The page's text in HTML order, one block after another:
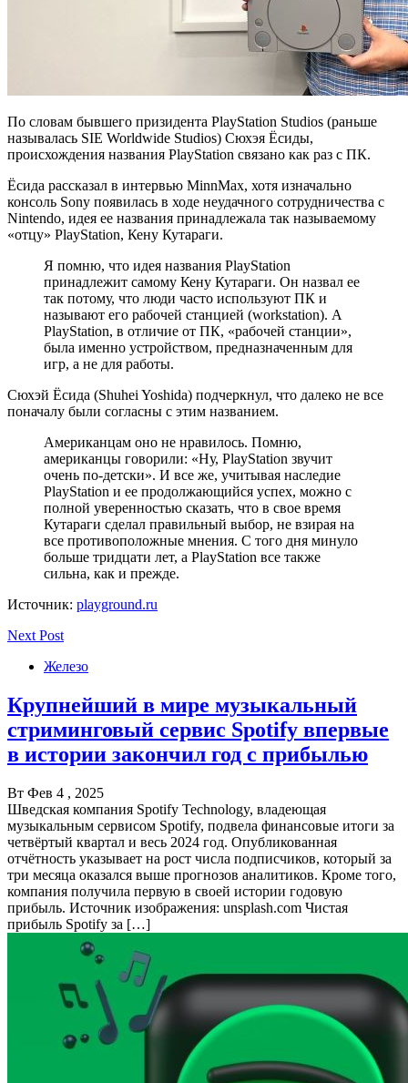
По словам бывшего призидента PlayStation Studios (раньше
называлась SIE Worldwide Studios) Сюхэя Ёсиды,
происхождения названия PlayStation связано как раз с ПК.
Ёсида рассказал в интервью MinnMax, хотя изначально
консоль Sony появилась в ходе неудачного сотрудничества с
Nintendo, идея ее названия принадлежала так называемому
«отцу» PlayStation, Кену Кутараги.
Я помню, что идея названия PlayStation
принадлежит самому Кену Кутараги. Он назвал ее
так потому, что люди часто используют ПК и
называют его рабочей станцией (workstation). А
PlayStation, в отличие от ПК, «рабочей станции»,
была именно устройством, предназначенным для
игр, а не для работы.
Сюхэй Ёсида (Shuhei Yoshida) подчеркнул, что далеко не все
поначалу были согласны с этим названием.
Американцам оно не нравилось. Помню,
американцы говорили: «Ну, PlayStation звучит
очень по-детски». И все же, учитывая наследие
PlayStation и ее продолжающийся успех, можно с
полной уверенностью сказать, что в свое время
Кутараги сделал правильный выбор, не взирая на
все противоположные мнения. С того дня минуло
больше тридцати лет, а PlayStation все также
сильна, как и прежде.
Источник: playground.ru
Next Post
Железо
Крупнейший в мире музыкальный
стриминговый сервис Spotify впервые
в истории закончил год с прибылью
Вт Фев 4 , 2025
Шведская компания Spotify Technology, владеющая
музыкальным сервисом Spotify, подвела финансовые итоги за
четвёртый квартал и весь 2024 год. Опубликованная
отчётность указывает на рост числа подписчиков, который за
три месяца оказался выше прогнозов аналитиков. Кроме того,
компания получила первую в своей истории годовую
прибыль. Источник изображения: unsplash.com Чистая
прибыль Spotify за […]